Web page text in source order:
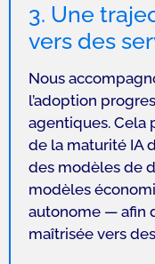
3. Une
vers des
Nous
l’adoption
agentiques. Cela
de la maturité IA
des modèles de
modèles
autonome — afin
maîtrisée vers